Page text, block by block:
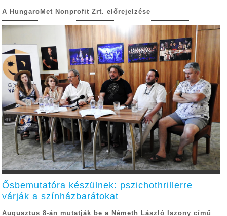
A HungaroMet Nonprofit Zrt. előrejelzése
Ősbemutatóra készülnek: pszichothrillerre
várják a színházbarátokat
Augusztus 8-án mutatják be a Németh László Iszony című